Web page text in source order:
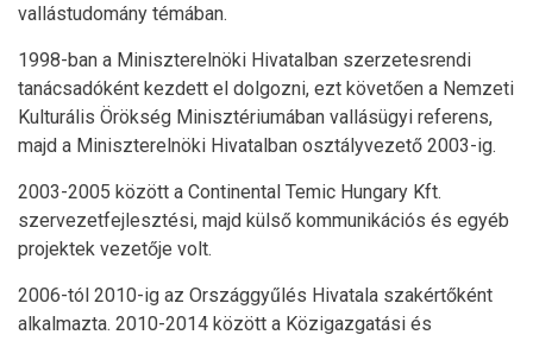
vallástudomány témában.
1998-ban a Miniszterelnöki Hivatalban szerzetesrendi
tanácsadóként kezdett el dolgozni, ezt követően a Nemzeti
Kulturális Örökség Minisztériumában vallásügyi referens,
majd a Miniszterelnöki Hivatalban osztályvezető 2003-ig.
2003-2005 között a Continental Temic Hungary Kft.
szervezetfejlesztési, majd külső kommunikációs és egyéb
projektek vezetője volt.
2006-tól 2010-ig az Országgyűlés Hivatala szakértőként
alkalmazta. 2010-2014 között a Közigazgatási és